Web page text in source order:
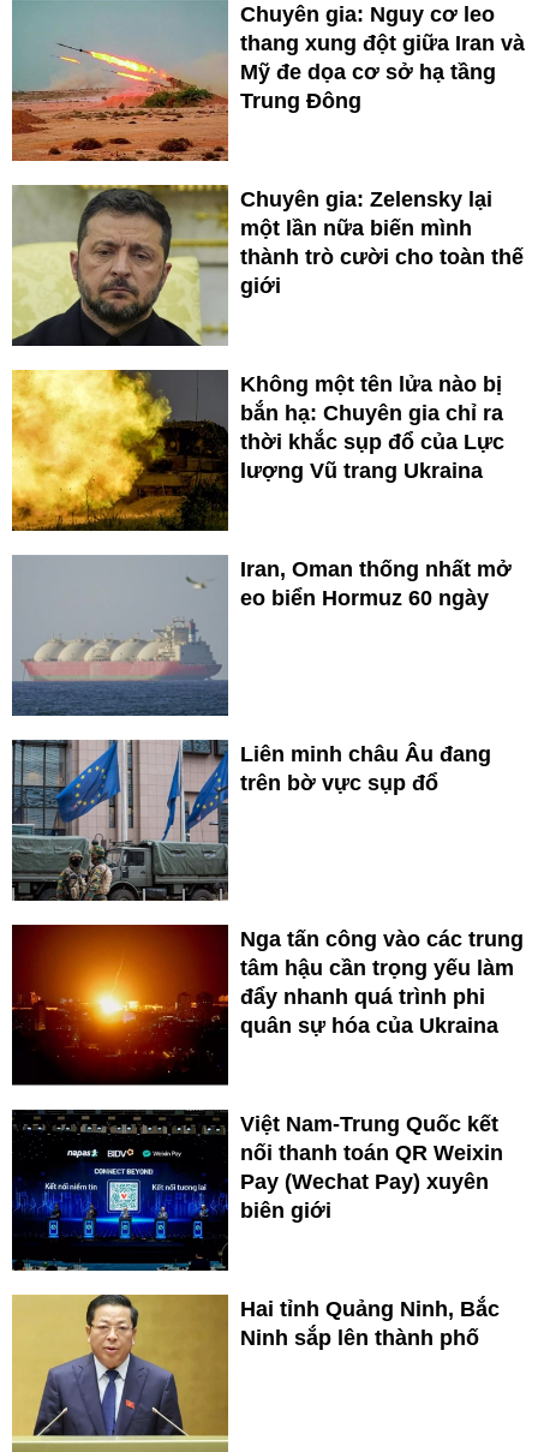
Chuyên gia: Nguy cơ leo
thang xung đột giữa Iran và
Mỹ đe dọa cơ sở hạ tầng
Trung Đông
Chuyên gia: Zelensky lại
một lần nữa biến mình
thành trò cười cho toàn thế
giới
Không một tên lửa nào bị
bắn hạ: Chuyên gia chỉ ra
thời khắc sụp đổ của Lực
lượng Vũ trang Ukraina
Iran, Oman thống nhất mở
eo biển Hormuz 60 ngày
Liên minh châu Âu đang
trên bờ vực sụp đổ
Nga tấn công vào các trung
tâm hậu cần trọng yếu làm
đẩy nhanh quá trình phi
quân sự hóa của Ukraina
Việt Nam-Trung Quốc kết
nối thanh toán QR Weixin
Pay (Wechat Pay) xuyên
biên giới
Hai tỉnh Quảng Ninh, Bắc
Ninh sắp lên thành phố